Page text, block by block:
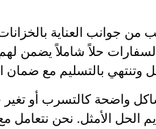
جوانب العناية
حلاً شاملاً يضمن لهم
وتنتهي بالتسليم مع ضمان
واضحة كالتسرب أو تغير
الأمثل. نحن نتعامل مع